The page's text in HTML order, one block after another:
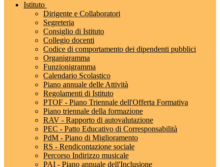
Istituto
Dirigente e Collaboratori
Segreteria
Consiglio di Istituto
Collegio docenti
Codice di comportamento dei dipendenti pubblici
Organigramma
Funzionigramma
Calendario Scolastico
Piano annuale delle Attività
Regolamenti di Istituto
PTOF - Piano Triennale dell'Offerta Formativa
Piano triennale della formazione
RAV - Rapporto di autovalutazione
PEC - Patto Educativo di Corresponsabilità
PdM - Piano di Miglioramento
RS - Rendicontazione sociale
Percorso Indirizzo musicale
PAI - Piano annuale dell'Inclusione